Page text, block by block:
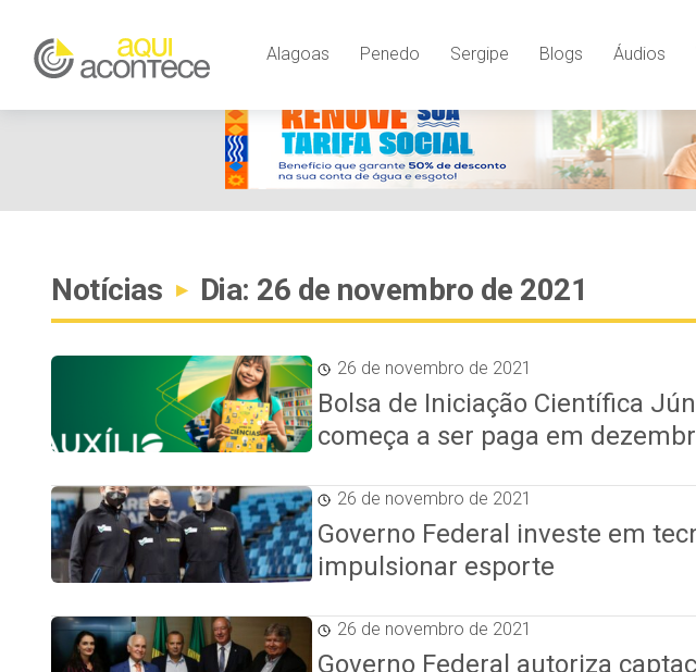
Alagoas Penedo Sergipe Blogs Áudios
Notícias ▸ Dia: 26 de novembro de 2021
26 de novembro de 2021
Bolsa de Iniciação Científica
começa a ser paga em
26 de novembro de 2021
Governo Federal investe em
impulsionar esporte
26 de novembro de 2021
Governo Federal autoriza